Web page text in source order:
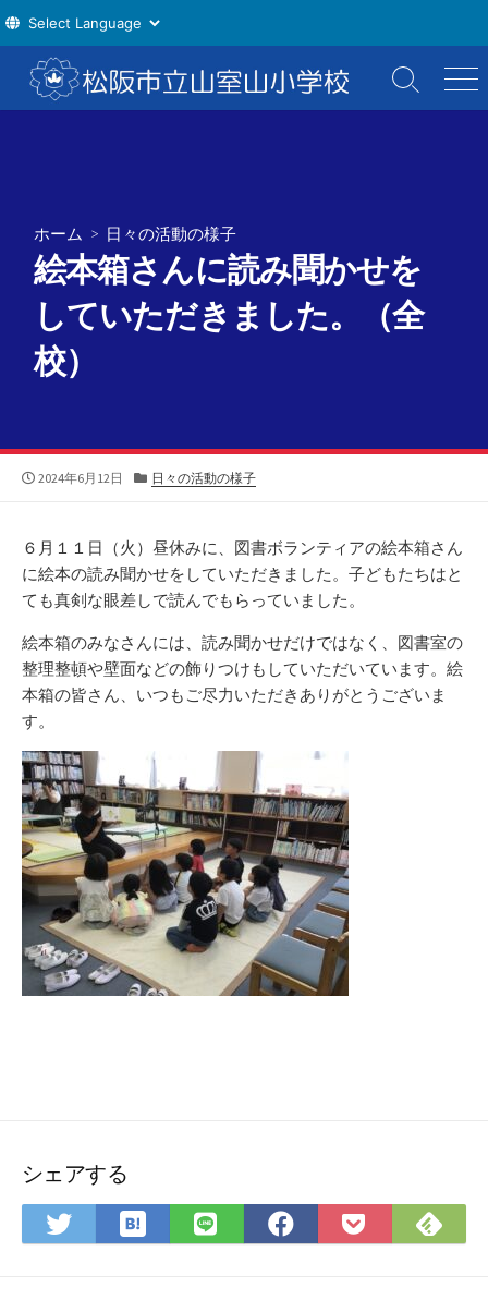
テ
検
索
メ
ニ
ホーム > 日々の活動の様子
絵本箱さんに読み聞かせを
していただきました。（全
校）
公
2024年6月12日
カ
リ
ー
日々の活動の様子
６月１１日（火）昼休みに、図書ボランティアの絵本箱さん
に絵本の読み聞かせをしていただきました。子どもたちはと
ても真剣な眼差しで読んでもらっていました。
絵本箱のみなさんには、読み聞かせだけではなく、図書室の
整理整頓や壁面などの飾りつけもしていただいています。絵
本箱の皆さん、いつもご尽力いただきありがとうございま
す。
シェアする
Twitter
で
は
て
LINE
で
Facebook
で
Pocket
に
で